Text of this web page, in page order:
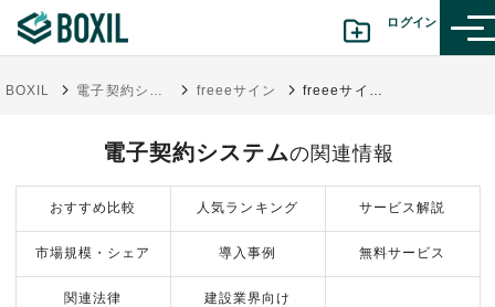
ログイン
診断から探す(β版)
記事から探す
BOXILの使い方ガイド
BOXIL 電子契約システム freeeサイン freeeサインの評判・口コミ
電子契約システムの関連情報
おすすめ比較 人気ランキング サービス解説
市場規模・シェア 導入事例 無料サービス
関連法律 建設業界向け